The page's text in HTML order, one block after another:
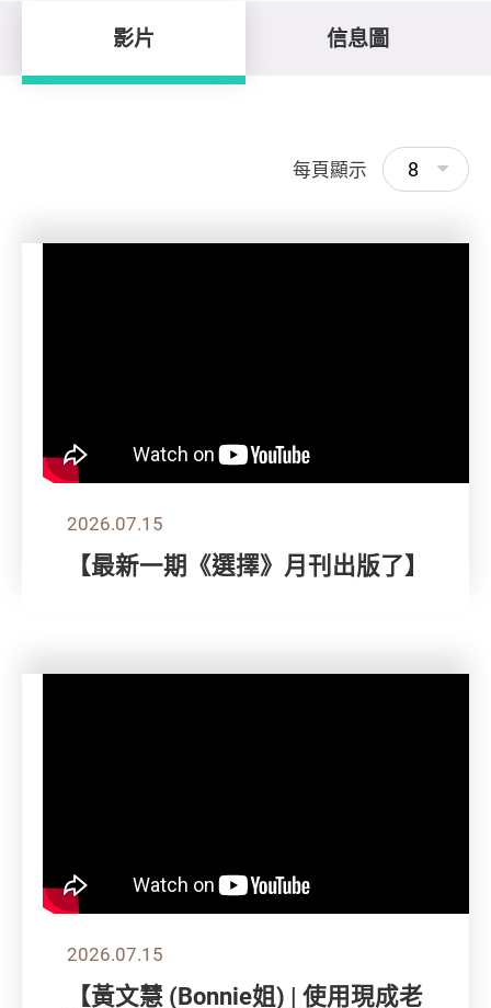
影片 信息圖
每頁顯示 8
2026.07.15
【最新一期《選擇》月刊出版了】
2026.07.15
【黃文慧 (Bonnie姐) | 使用現成老